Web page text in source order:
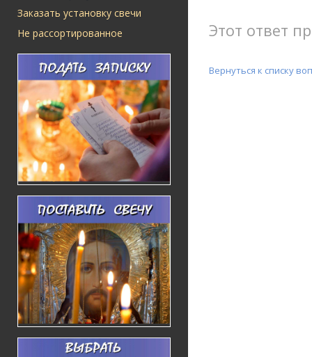
Заказать установку свечи
Не рассортированное
Этот ответ
Вернуться к списку